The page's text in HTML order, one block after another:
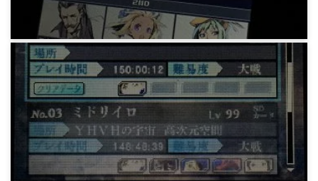
9年前
セブンスドラゴン3 code:VFD クリアまで